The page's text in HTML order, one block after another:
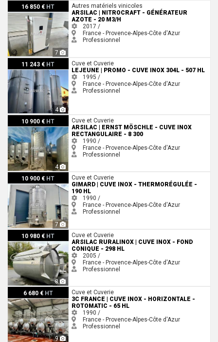
16 850 € HT
7
ARSILAC | NITROCRAFT - Générateur azote - 20 m3/h
Autres matériels vinicoles
ARSILAC | NITROCRAFT - GÉNÉRATEUR
AZOTE - 20 M3/H
2017 /
France - Provence-Alpes-Côte d'Azur
Professionnel
11 243 € HT
4
LEJEUNE | PROMO - Cuve inox 304L - 507 HL
Cuve et Cuverie
LEJEUNE | PROMO - CUVE INOX 304L - 507 HL
1995 /
France - Provence-Alpes-Côte d'Azur
Professionnel
10 900 € HT
4
ARSILAC | ERNST MÖSCHLE - Cuve inox rectangulaire - 8 300
Cuve et Cuverie
ARSILAC | ERNST MÖSCHLE - CUVE INOX
RECTANGULAIRE - 8 300
1990 /
France - Provence-Alpes-Côte d'Azur
Professionnel
10 900 € HT
7
Gimard | Cuve inox - Thermorégulée - 190 HL
Cuve et Cuverie
GIMARD | CUVE INOX - THERMORÉGULÉE -
190 HL
1990 /
France - Provence-Alpes-Côte d'Azur
Professionnel
10 980 € HT
8
ARSILAC RURALINOX | Cuve inox - Fond conique - 298 HL
Cuve et Cuverie
ARSILAC RURALINOX | CUVE INOX - FOND
CONIQUE - 298 HL
2005 /
France - Provence-Alpes-Côte d'Azur
Professionnel
6 680 € HT
9
3c France | Cuve inox - Horizontale - ROTOMATIC - 65 HL
Cuve et Cuverie
3C FRANCE | CUVE INOX - HORIZONTALE -
ROTOMATIC - 65 HL
1990 /
France - Provence-Alpes-Côte d'Azur
Professionnel